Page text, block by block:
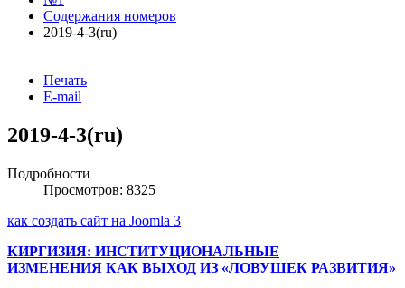
Содержания номеров
2019-4-3(ru)
Печать
E-mail
2019-4-3(ru)
Подробности
Просмотров: 8325
как создать сайт на Joomla 3
КИРГИЗИЯ: ИНСТИТУЦИОНАЛЬНЫЕ
ИЗМЕНЕНИЯ КАК ВЫХОД ИЗ «ЛОВУШЕК РАЗВИТИЯ»